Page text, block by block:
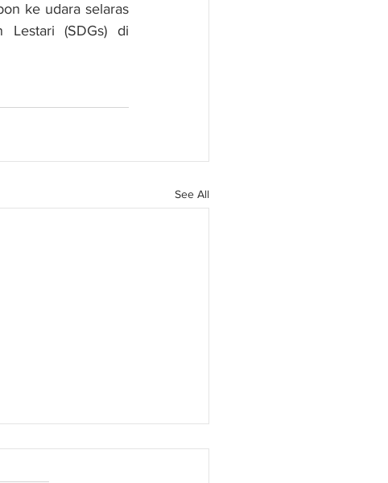
ke udara selaras
Lestari (SDGs) di
See All